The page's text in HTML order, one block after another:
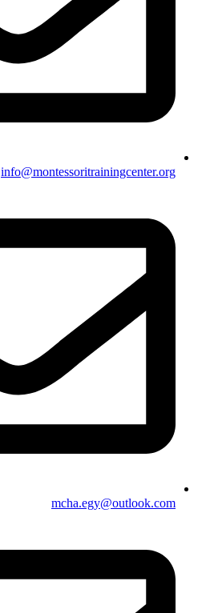
info@montessoritrainingcenter.org
mcha.egy@outlook.com